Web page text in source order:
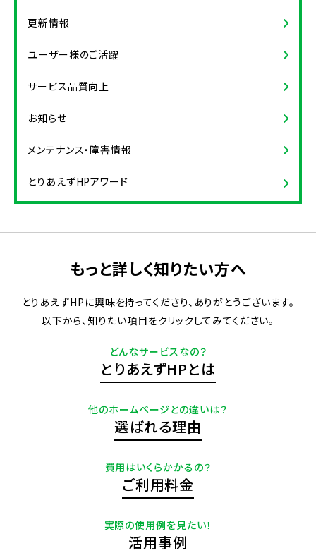
更新情報
ユーザー様のご活躍
サービス品質向上
お知らせ
メンテナンス・障害情報
とりあえずHPアワード
もっと詳しく知りたい方へ
とりあえずHPに興味を持ってくださり、ありがとうございます。
以下から、知りたい項目をクリックしてみてください。
どんなサービスなの？
とりあえずHPとは
他のホームページとの違いは？
選ばれる理由
費用はいくらかかるの？
ご利用料金
実際の使用例を見たい！
活用事例